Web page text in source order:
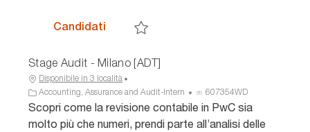
CandidatiStage Audit LABO - Roma [ADT]
Stage Audit - Milano [ADT]
Disponibile in 3 località
C
a
Accounting, Assurance and Audit-Intern
D
607354WD
Scopri come la revisione contabile in PwC sia
molto più che numeri, prendi parte all’analisi delle